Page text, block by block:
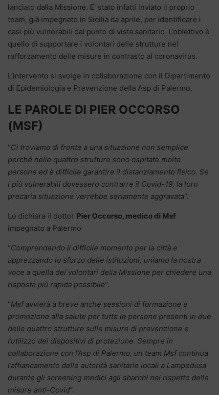
lanciato dalla Missione. E’ stato infatti inviato il proprio
team, già impegnato in Sicilia da aprile, per identificare i
casi più vulnerabili dal punto di vista sanitario. L’obiettivo è
quello di supportare i volontari delle strutture nel
rafforzamento delle misure in contrasto al coronavirus.
L’intervento si svolge in collaborazione con il Dipartimento
di Epidemiologia e Prevenzione della Asp di Palermo.
LE PAROLE DI PIER OCCORSO
(MSF)
“Ci troviamo di fronte a una situazione non semplice
perché nelle quattro strutture sono ospitate molte
persone ed è difficile garantire il distanziamento fisico. Se
i più vulnerabili dovessero contrarre il Covid-19, la loro
precaria situazione verrebbe seriamente aggravata“.
Lo dichiara il dottor Pier Occorso, medico di Msf
impegnato a Palermo
“Comprendendo il difficile momento per la città e
apprezzando lo sforzo delle istituzioni, uniamo la nostra
voce a quella dei volontari della Missione per chiedere una
risposta più rapida possibile“.
“Msf avvierà a breve anche sessioni di formazione e
promozione alla salute per tutte le persone presenti in due
delle quattro strutture sulle misure di prevenzione e
l’utilizzo dei dispositivi di protezione. Sempre in
collaborazione con l’Asp di Palermo, un team Msf continua
l’affiancamento delle autorità sanitarie locali a Lampedusa
durante gli screening medici agli sbarchi nel rispetto delle
misure anti-Covid“.